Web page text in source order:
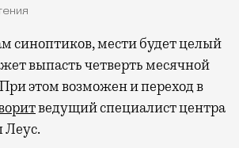
выпасть четверть месячной
этом возможен и переход в
ведущий специалист центра
Леус.